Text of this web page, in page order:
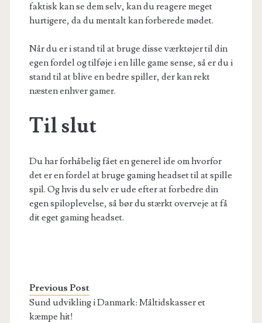
faktisk kan se dem selv, kan du reagere meget
hurtigere, da du mentalt kan forberede mødet.
Når du er i stand til at bruge disse værktøjer til din
egen fordel og tilføje i en lille game sense, så er du i
stand til at blive en bedre spiller, der kan rekt
næsten enhver gamer.
Til slut
Du har forhåbelig fået en generel ide om hvorfor
det er en fordel at bruge gaming headset til at spille
spil. Og hvis du selv er ude efter at forbedre din
egen spiloplevelse, så bør du stærkt overveje at få
dit eget gaming headset.
Previous Post
Sund udvikling i Danmark: Måltidskasser et
kæmpe hit!